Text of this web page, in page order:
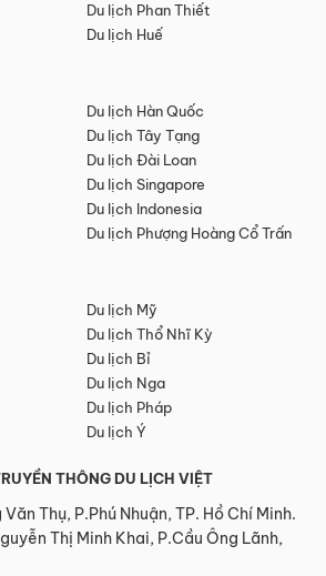
Du lịch Phan Thiết
Du lịch Huế
Du lịch Hàn Quốc
Du lịch Tây Tạng
Du lịch Đài Loan
Du lịch Singapore
Du lịch Indonesia
Du lịch Phượng Hoàng Cổ Trấn
Du lịch Mỹ
Du lịch Thổ Nhĩ Kỳ
Du lịch Bỉ
Du lịch Nga
Du lịch Pháp
Du lịch Ý
THÔNG DU LỊCH VIỆT
Thụ, P.Phú Nhuận, TP. Hồ Chí Minh.
Thị Minh Khai, P.Cầu Ông Lãnh,